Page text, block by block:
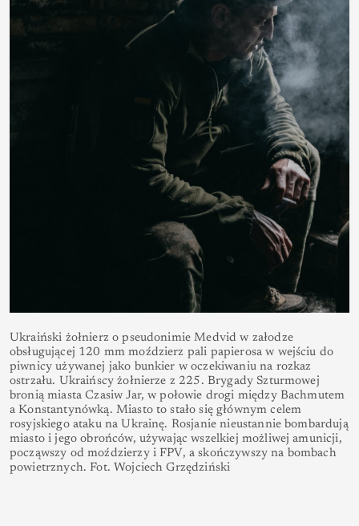
Ukraiński żołnierz o pseudonimie Medvid w załodze
obsługującej 120 mm moździerz pali papierosa w wejściu do
piwnicy używanej jako bunkier w oczekiwaniu na rozkaz
ostrzału. Ukraińscy żołnierze z 225. Brygady Szturmowej
bronią miasta Czasiw Jar, w połowie drogi między Bachmutem
a Konstantynówką. Miasto to stało się głównym celem
rosyjskiego ataku na Ukrainę. Rosjanie nieustannie bombardują
miasto i jego obrońców, używając wszelkiej możliwej amunicji,
począwszy od moździerzy i FPV, a skończywszy na bombach
powietrznych. Fot. Wojciech Grzędziński